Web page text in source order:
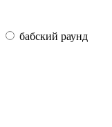
бабский раунд